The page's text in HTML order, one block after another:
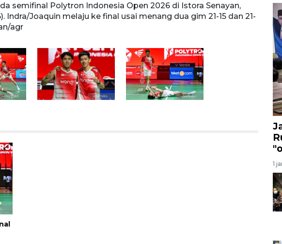
semifinal Polytron Indonesia Open 2026 di Istora Senayan,
Indra/Joaquin melaju ke final usai menang dua gim 21-15 dan 21-
agr
18.
1